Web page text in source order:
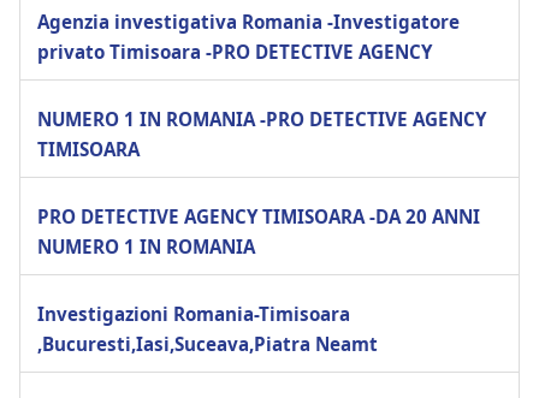
Agenzia investigativa Romania -Investigatore
privato Timisoara -PRO DETECTIVE AGENCY
NUMERO 1 IN ROMANIA -PRO DETECTIVE AGENCY
TIMISOARA
PRO DETECTIVE AGENCY TIMISOARA -DA 20 ANNI
NUMERO 1 IN ROMANIA
Investigazioni Romania-Timisoara
,Bucuresti,Iasi,Suceava,Piatra Neamt